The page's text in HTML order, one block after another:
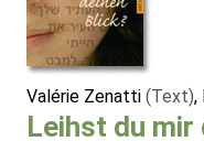
Valérie Zenatti (Text),
Leihst du mir